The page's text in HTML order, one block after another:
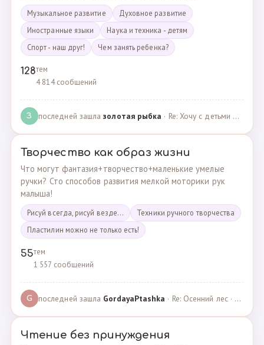
Музыкальное развитие
Духовное развитие
Иностранные языки
Наука и техника - детям
Спорт - наш друг!
Чем занять ребенка?
128тем
4 814 сообщений
З последней зашлазолотая рыбка · Re: Хочу с детьми поехать на следующей неделе в Сан… · 19.05.2024
Творчество как образ жизни
Что могут фантазия+творчество+маленькие умелые
ручки? Сто способов развития мелкой моторики рук
малыша!
Рисуй всегда, рисуй везде...
Техники ручного творчества
Пластилин можно не только есть!
55тем
1 557 сообщений
G последней зашла GordayaPtashka · Re: Осенний лес · 05.05.2022
Чтение без принуждения